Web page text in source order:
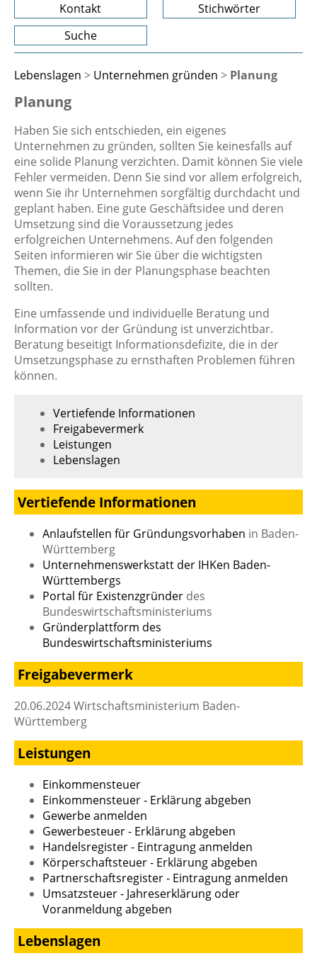
Kontakt
Stichwörter
Suche
Lebenslagen > Unternehmen gründen > Planung
Planung
Haben Sie sich entschieden, ein eigenes
Unternehmen zu gründen, sollten Sie keinesfalls auf
eine solide Planung verzichten. Damit können Sie viele
Fehler vermeiden. Denn Sie sind vor allem erfolgreich,
wenn Sie ihr Unternehmen sorgfältig durchdacht und
geplant haben. Eine gute Geschäftsidee und deren
Umsetzung sind die Voraussetzung jedes
erfolgreichen Unternehmens. Auf den folgenden
Seiten informieren wir Sie über die wichtigsten
Themen, die Sie in der Planungsphase beachten
sollten.
Eine umfassende und individuelle Beratung und
Information vor der Gründung ist unverzichtbar.
Beratung beseitigt Informationsdefizite, die in der
Umsetzungsphase zu ernsthaften Problemen führen
können.
Vertiefende Informationen
Freigabevermerk
Leistungen
Lebenslagen
Vertiefende Informationen
Anlaufstellen für Gründungsvorhaben in Baden-
Württemberg
Unternehmenswerkstatt der IHKen Baden-
Württembergs
Portal für Existenzgründer des
Bundeswirtschaftsministeriums
Gründerplattform des
Bundeswirtschaftsministeriums
Freigabevermerk
20.06.2024 Wirtschaftsministerium Baden-
Württemberg
Leistungen
Einkommensteuer
Einkommensteuer - Erklärung abgeben
Gewerbe anmelden
Gewerbesteuer - Erklärung abgeben
Handelsregister - Eintragung anmelden
Körperschaftsteuer - Erklärung abgeben
Partnerschaftsregister - Eintragung anmelden
Umsatzsteuer - Jahreserklärung oder
Voranmeldung abgeben
Lebenslagen